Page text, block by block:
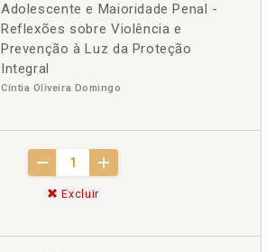
Adolescente e Maioridade Penal -
Reflexões sobre Violência e
Prevenção à Luz da Proteção
Integral
Cíntia Oliveira Domingo
Excluir